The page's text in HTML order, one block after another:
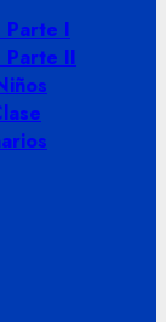
Parte I
Parte II